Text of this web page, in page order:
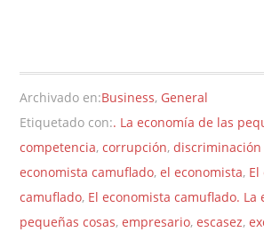
Archivado en:Business, General
Etiquetado con:. La economía de las
competencia,corrupción,discriminación
economista camuflado,el economista,
camuflado, El economista camuflado. La
pequeñas cosas,empresario,escasez,